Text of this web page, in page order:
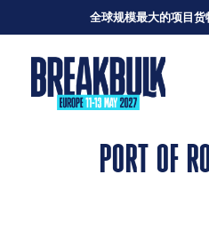
全球规模最大的项目
PORT OF